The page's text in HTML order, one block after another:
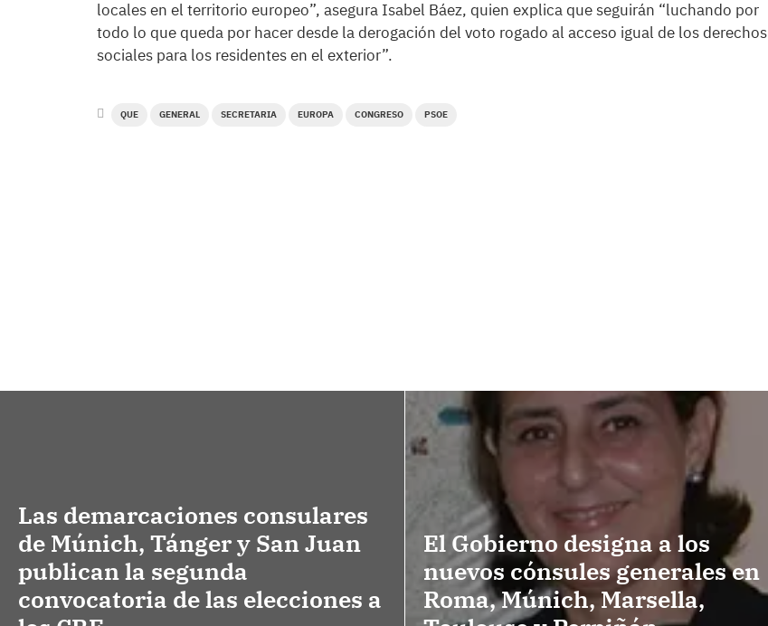
locales en el territorio europeo”, asegura Isabel Báez, quien explica que seguirán “luchando por
todo lo que queda por hacer desde la derogación del voto rogado al acceso igual de los derechos
sociales para los residentes en el exterior”.
QUE GENERAL SECRETARIA EUROPA CONGRESO PSOE
Las demarcaciones consulares
de Múnich, Tánger y San Juan
publican la segunda
convocatoria de las elecciones a
El Gobierno designa a los
nuevos cónsules generales en
Roma, Múnich, Marsella,